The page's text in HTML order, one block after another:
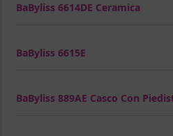
BaByliss 6614DE Ceramica
BaByliss 6615E
BaByliss 889AE Casco Con